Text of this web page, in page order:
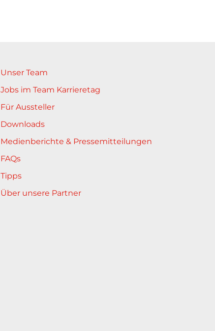
Unser Team
Jobs im Team Karrieretag
Für Aussteller
Downloads
Medienberichte & Pressemitteilungen
FAQs
Tipps
Über unsere Partner